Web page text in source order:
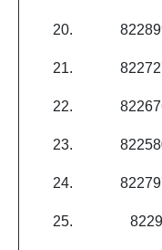
20.
21.
22.
23.
24.
25.